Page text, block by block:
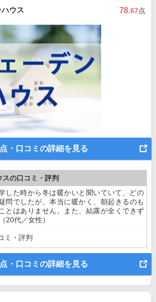
ウス 78.67点
・口コミの詳細を見る
の口コミ・評判
した時から冬は暖かいと聞いていて、どの
問でしたが、本当に暖かく、朝起きるのも
とはありません。また、結露が全くできず
20代／女性）
ミ・評判
・口コミの詳細を見る